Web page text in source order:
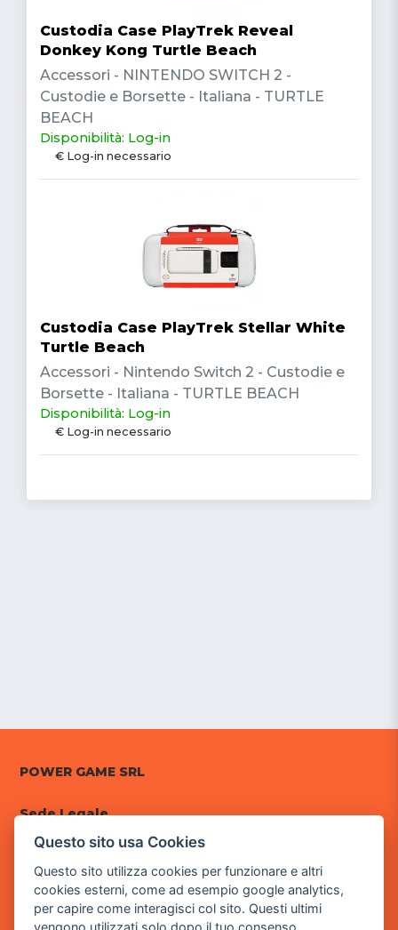
Custodia Case PlayTrek Reveal
Donkey Kong Turtle Beach
Accessori - NINTENDO SWITCH 2 -
Custodie e Borsette - Italiana - TURTLE
BEACH
Disponibilità: Log-in
€ Log-in necessario
Custodia Case PlayTrek Stellar White
Turtle Beach
Accessori - Nintendo Switch 2 - Custodie e
Borsette - Italiana - TURTLE BEACH
Disponibilità: Log-in
€ Log-in necessario
POWER GAME SRL
Sede Legale
via Villaggio dei Platani, 3
- 25014 Castenedolo, Brescia
Sede Operativa
via Industriale, 2 - 25082 Botticino, BS
Questo sito usa Cookies
Questo sito utilizza cookies per funzionare e altri
cookies esterni, come ad esempio google analytics,
per capire come interagisci col sito. Questi ultimi
vengono utilizzati solo dopo il tuo consenso.